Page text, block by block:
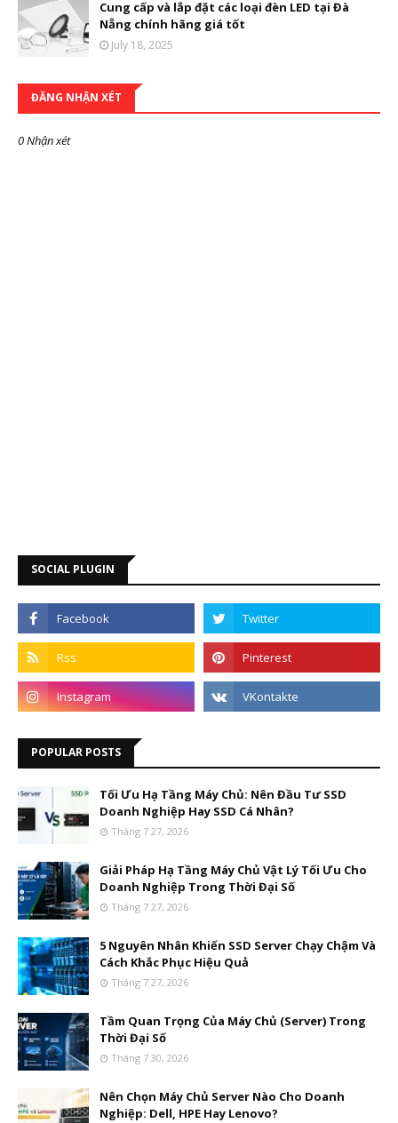
Cung cấp và lắp đặt các loại đèn LED tại Đà
Nẵng chính hãng giá tốt
July 18, 2025
ĐĂNG NHẬN XÉT
0 Nhận xét
SOCIAL PLUGIN
POPULAR POSTS
Tối Ưu Hạ Tầng Máy Chủ: Nên Đầu Tư SSD
Doanh Nghiệp Hay SSD Cá Nhân?
Tháng 7 27, 2026
Giải Pháp Hạ Tầng Máy Chủ Vật Lý Tối Ưu Cho
Doanh Nghiệp Trong Thời Đại Số
Tháng 7 27, 2026
5 Nguyên Nhân Khiến SSD Server Chạy Chậm Và
Cách Khắc Phục Hiệu Quả
Tháng 7 27, 2026
Tầm Quan Trọng Của Máy Chủ (Server) Trong
Thời Đại Số
Tháng 7 30, 2026
Nên Chọn Máy Chủ Server Nào Cho Doanh
Nghiệp: Dell, HPE Hay Lenovo?